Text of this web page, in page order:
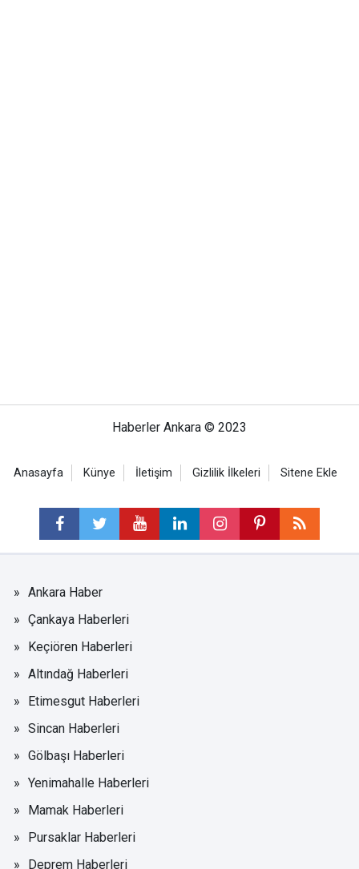
Haberler Ankara © 2023
Anasayfa Künye İletişim Gizlilik İlkeleri Sitene Ekle
Ankara Haber
Çankaya Haberleri
Keçiören Haberleri
Altındağ Haberleri
Etimesgut Haberleri
Sincan Haberleri
Gölbaşı Haberleri
Yenimahalle Haberleri
Mamak Haberleri
Pursaklar Haberleri
Deprem Haberleri